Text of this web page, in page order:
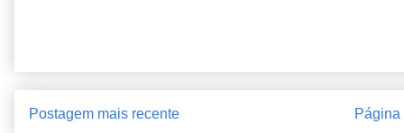
Postagem mais recente